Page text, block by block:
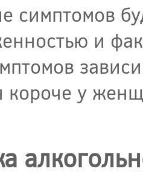
симптомов
и
короче у